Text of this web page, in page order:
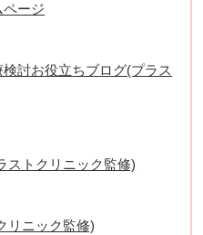
ージ
討お役立ちブログ(プラス
ストクリニック監修)
リニック監修)